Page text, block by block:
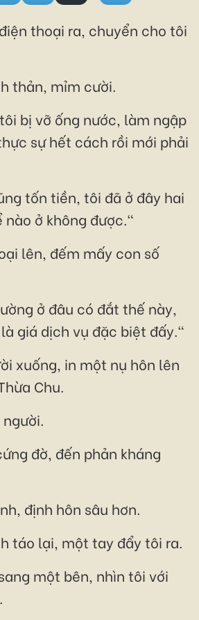
thoại ra, chuyển cho tôi
thản, mỉm cười.
bị vỡ ống nước, làm ngập
sự hết cách rồi mới phải
tốn tiền, tôi đã ở đây hai
nào ở không được."
lên, đếm mấy con số
ở đâu có đắt thế này,
giá dịch vụ đặc biệt đấy."
xuống, in một nụ hôn lên
Chu.
đờ, đến phản kháng
định hôn sâu hơn.
táo lại, một tay đẩy tôi ra.
một bên, nhìn tôi với